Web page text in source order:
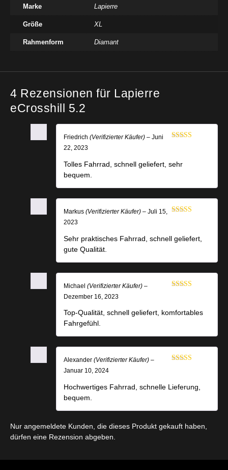
Marke Lapierre
Größe XL
Rahmenform Diamant
4 Rezensionen für Lapierre
eCrosshill 5.2
Friedrich (Verifizierter Käufer) – Juni
22, 2023
Tolles Fahrrad, schnell geliefert, sehr
bequem.
Markus (Verifizierter Käufer) – Juli 15,
2023
Sehr praktisches Fahrrad, schnell geliefert,
gute Qualität.
Michael (Verifizierter Käufer) –
Dezember 16, 2023
Top-Qualität, schnell geliefert, komfortables
Fahrgefühl.
Alexander (Verifizierter Käufer) –
Januar 10, 2024
Hochwertiges Fahrrad, schnelle Lieferung,
bequem.
Nur angemeldete Kunden, die dieses Produkt gekauft haben,
dürfen eine Rezension abgeben.